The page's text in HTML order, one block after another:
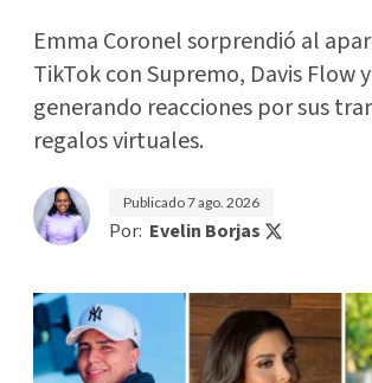
Emma Coronel sorprendió al
TikTok con Supremo, Davis Flow
generando reacciones por sus
regalos virtuales.
Publicado7 ago. 2026
Por: Evelin Borjas